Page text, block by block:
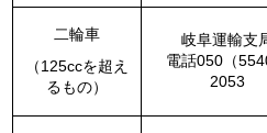
二輪車
（125ccを超え
るもの）
岐阜運輸支
電話050（
2053